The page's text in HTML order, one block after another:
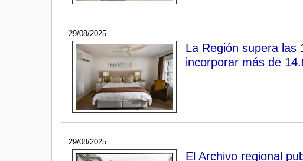
29/08/2025
La Región supera las
incorporar más de
29/08/2025
El Archivo regional